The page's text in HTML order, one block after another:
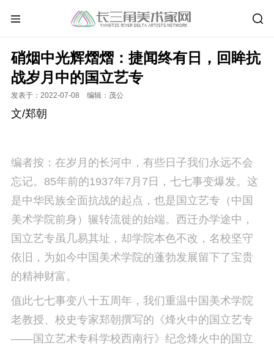
硝烟中光辉熠熠：捷闻终有日，回眸抗
战岁月中的国立艺专
发表于：2022-07-08 编辑：茂公
文/郑朝
编者按：在岁月的长河中，有些日子我们永远不会
忘记。85年前的1937年7月7日，七七事变爆发。这
是中华民族全面抗战的起点，也是国立艺专（中国
美术学院前身）辗转流徙的始端。西迁办学途中，
国立艺专虽几易其址，却学院本色不改，名校坚守
依旧，为如今中国美术学院的蓬勃发展留下了宝贵
的精神财富。
值此七七事变八十五周年，我们重温中国美术学院
老教授、校史专家郑朝撰写的《烽火中的国立艺专
——国立艺术专科学校西南行》纪念烽火中的国立